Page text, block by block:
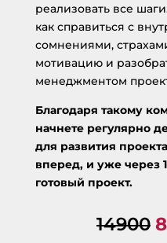
реализовать все
как справиться с
сомнениями,
мотивацию и
менеджментом
Благодаря такому
начнете регулярно
для развития
вперед, и уже через
готовый проект.
14900